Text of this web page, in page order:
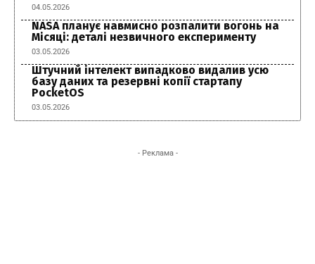
04.05.2026
NASA планує навмисно розпалити вогонь на
Місяці: деталі незвичного експерименту
03.05.2026
Штучний інтелект випадково видалив усю
базу даних та резервні копії стартапу
PocketOS
03.05.2026
- Реклама -